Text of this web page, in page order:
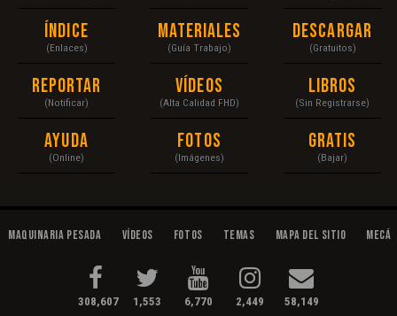
Índice
(Enlaces)
Reportar
(Notificar)
Ayuda
(Online)
Materiales
(Guía Trabajo)
Vídeos
(Alta Calidad FHD)
Fotos
(Imágenes)
Descargar
(Gratuitos)
Libros
(Sin Registrarse)
Gratis
(Bajar)
Maquinaria Pesada Vídeos Fotos Temas Mapa del Sitio
308,607 1,553 6,770 2,449 58,149